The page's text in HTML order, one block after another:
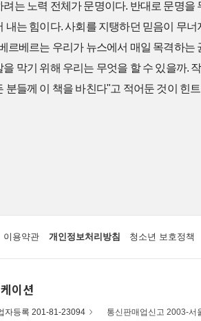
려는 노력 전체가 문명이다. 반대로 문명
내는 힘이다. 사회를 지탱하던 믿음이 무
르베르는 우리가 뉴스에서 매일 목격하는
을 막기 위해 우리는 무엇을 할 수 있을까.
분들께 이 책을 바친다"고 적어둔 것이 힌
이용약관 개인정보처리방침 청소년 보호정책
이션
자등록 201-81-23094 통신판매업신고 2003-서